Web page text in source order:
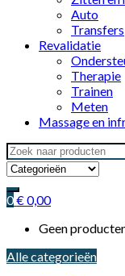
Auto
Transfers
Revalidatie
Therapie
Trainen
Meten
Massage en
Search
for:
0€0,00
Geen
Alle categorieën